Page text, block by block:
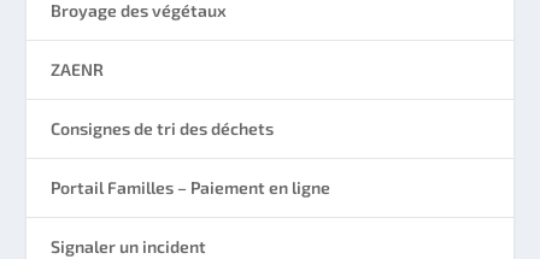
Broyage des végétaux
ZAENR
Consignes de tri des déchets
Portail Familles – Paiement en ligne
Signaler un incident